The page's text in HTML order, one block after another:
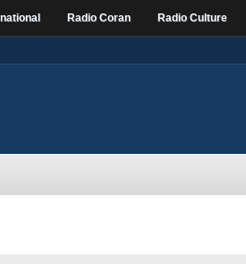
Radio Coran Radio Culture